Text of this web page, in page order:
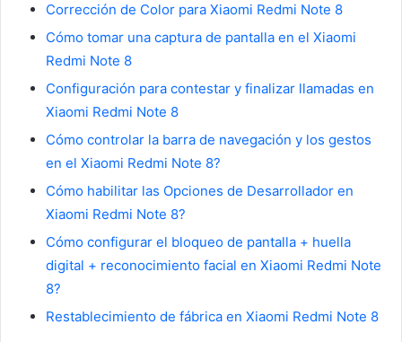
Corrección de Color para Xiaomi Redmi Note 8
Cómo tomar una captura de pantalla en el Xiaomi
Redmi Note 8
Configuración para contestar y finalizar llamadas en
Xiaomi Redmi Note 8
Cómo controlar la barra de navegación y los gestos
en el Xiaomi Redmi Note 8?
Cómo habilitar las Opciones de Desarrollador en
Xiaomi Redmi Note 8?
Cómo configurar el bloqueo de pantalla + huella
digital + reconocimiento facial en Xiaomi Redmi Note
8?
Restablecimiento de fábrica en Xiaomi Redmi Note 8